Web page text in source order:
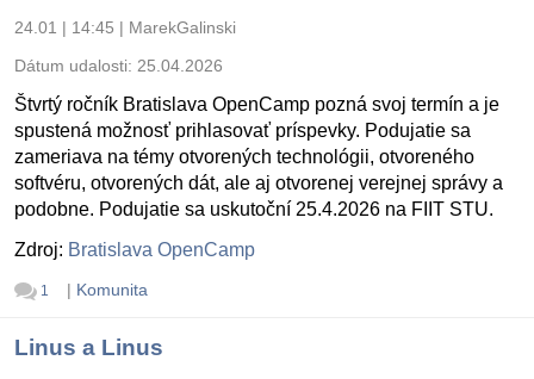
24.01 | 14:45 | MarekGalinski
Dátum udalosti: 25.04.2026
Štvrtý ročník Bratislava OpenCamp pozná svoj termín a je
spustená možnosť prihlasovať príspevky. Podujatie sa
zameriava na témy otvorených technológii, otvoreného
softvéru, otvorených dát, ale aj otvorenej verejnej správy a
podobne. Podujatie sa uskutoční 25.4.2026 na FIIT STU.
Zdroj: Bratislava OpenCamp
1 | Komunita
Linus a Linus